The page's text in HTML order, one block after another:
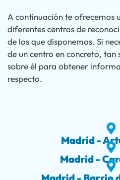
A continuación te ofrecemos
diferentes centros de
de los que disponemos. Si
de un centro en concreto, tan
sobre él para obtener
respecto.
Madrid -
Madrid -